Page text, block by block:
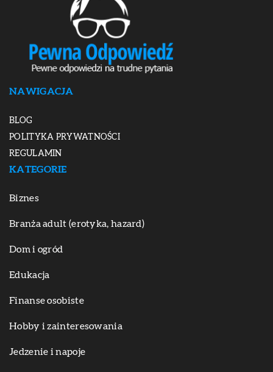
NAWIGACJA
BLOG
POLITYKA PRYWATNOŚCI
REGULAMIN
KATEGORIE
Biznes
Branża adult (erotyka, hazard)
Dom i ogród
Edukacja
Finanse osobiste
Hobby i zainteresowania
Jedzenie i napoje